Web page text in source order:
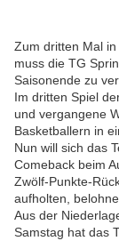
Zum dritten Mal
muss die TG
Saisonende zu
Im dritten Spiel
und vergangene
Basketballern in
Nun will sich das
Comeback beim
Zwölf-Punkte-
aufholten,
Aus der
Samstag hat das